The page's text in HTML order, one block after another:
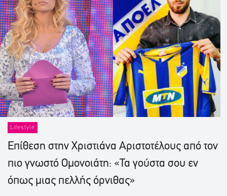
Lifestyle
Επίθεση στην Χριστιάνα Αριστοτέλους από τον
πιο γνωστό Ομονοιάτη: «Τα γούστα σου εν
όπως μιας πελλής όρνιθας»